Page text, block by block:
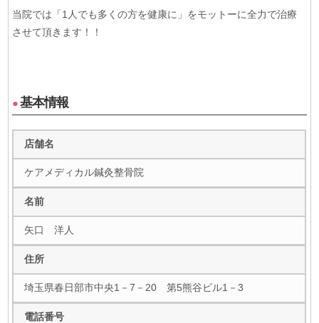
当院では「1人でも多くの方を健康に」をモットーに全力で治療
させて頂きます！！
●基本情報
店舗名
ケアメディカル鍼灸整骨院
名前
矢口 洋人
住所
埼玉県春日部市中央1－7－20 第5熊谷ビル1－3
電話番号